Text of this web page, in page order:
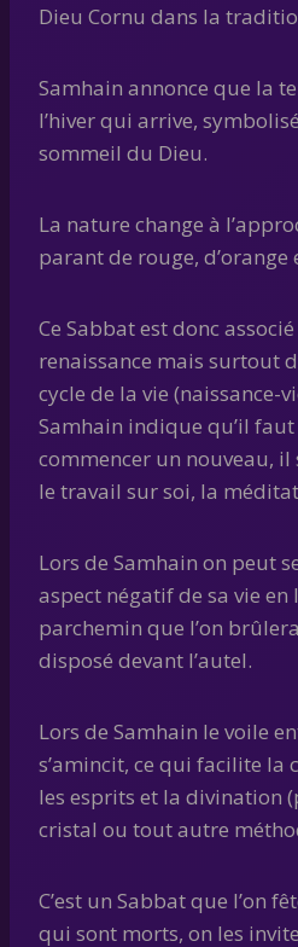
Dieu Cornu dans la
Samhain annonce que la
l’hiver qui arrive,
sommeil du Dieu.
La nature change à
parant de rouge, d’orange
Ce Sabbat est donc
renaissance mais surtout
cycle de la vie (naissance-
Samhain indique qu’il
commencer un nouveau,
le travail sur soi, la
Lors de Samhain on peut
aspect négatif de sa vie en
parchemin que l’on
disposé devant l’autel.
Lors de Samhain le voile
s’amincit, ce qui facilite la
les esprits et la divination
cristal ou tout autre
C’est un Sabbat que l’on
qui sont morts, on les